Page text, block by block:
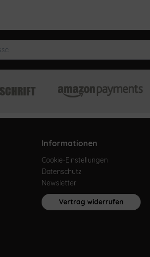
Informationen
Cookie-Einstellungen
Datenschutz
Newsletter
Vertrag widerrufen